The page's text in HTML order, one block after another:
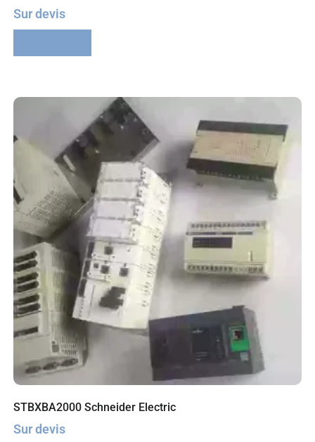
Sur devis
STBXBA2000 Schneider Electric
Sur devis